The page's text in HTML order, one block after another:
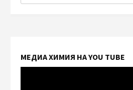
МЕДИА ХИМИЯ НА YOU TUBE